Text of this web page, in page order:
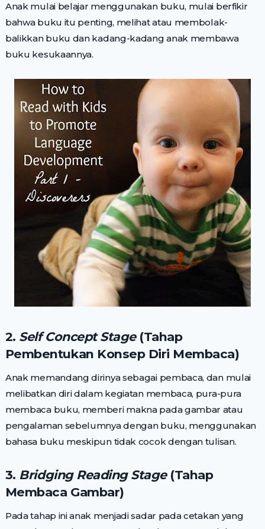
Anak mulai belajar menggunakan buku, mulai berfikir
bahwa buku itu penting, melihat atau membolak-
balikkan buku dan kadang-kadang anak membawa
buku kesukaannya.
2. Self Concept Stage(Tahap
Pembentukan Konsep Diri Membaca)
Anak memandang dirinya sebagai pembaca, dan mulai
melibatkan diri dalam kegiatan membaca, pura-pura
membaca buku, memberi makna pada gambar atau
pengalaman sebelumnya dengan buku, menggunakan
bahasa buku meskipun tidak cocok dengan tulisan.
3. Bridging Reading Stage(Tahap
Membaca Gambar)
Pada tahap ini anak menjadi sadar pada cetakan yang